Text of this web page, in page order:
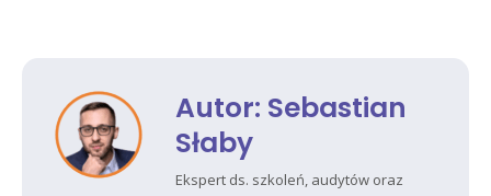
Autor: Sebastian
Słaby
Ekspert ds. szkoleń, audytów oraz